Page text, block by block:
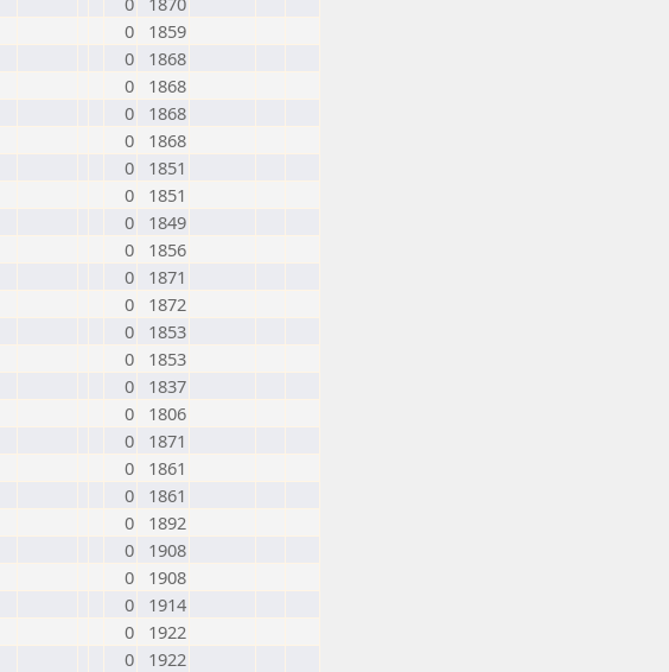
0
1859
0
1868
0
1868
0
1868
0
1868
0
1851
0
1851
0
1849
0
1856
0
1871
0
1872
0
1853
0
1853
0
1837
0
1806
0
1871
0
1861
0
1861
0
1892
0
1908
0
1908
0
1914
0
1922
0 1922